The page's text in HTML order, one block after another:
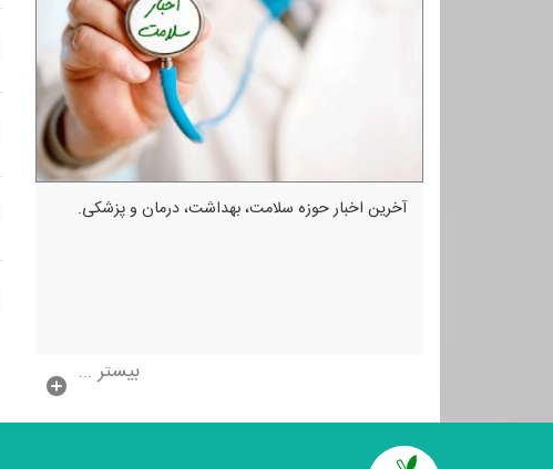
آخرین اخبار حوزه سلامت، بهداشت، درمان و پزشكی.
بیشتر ...